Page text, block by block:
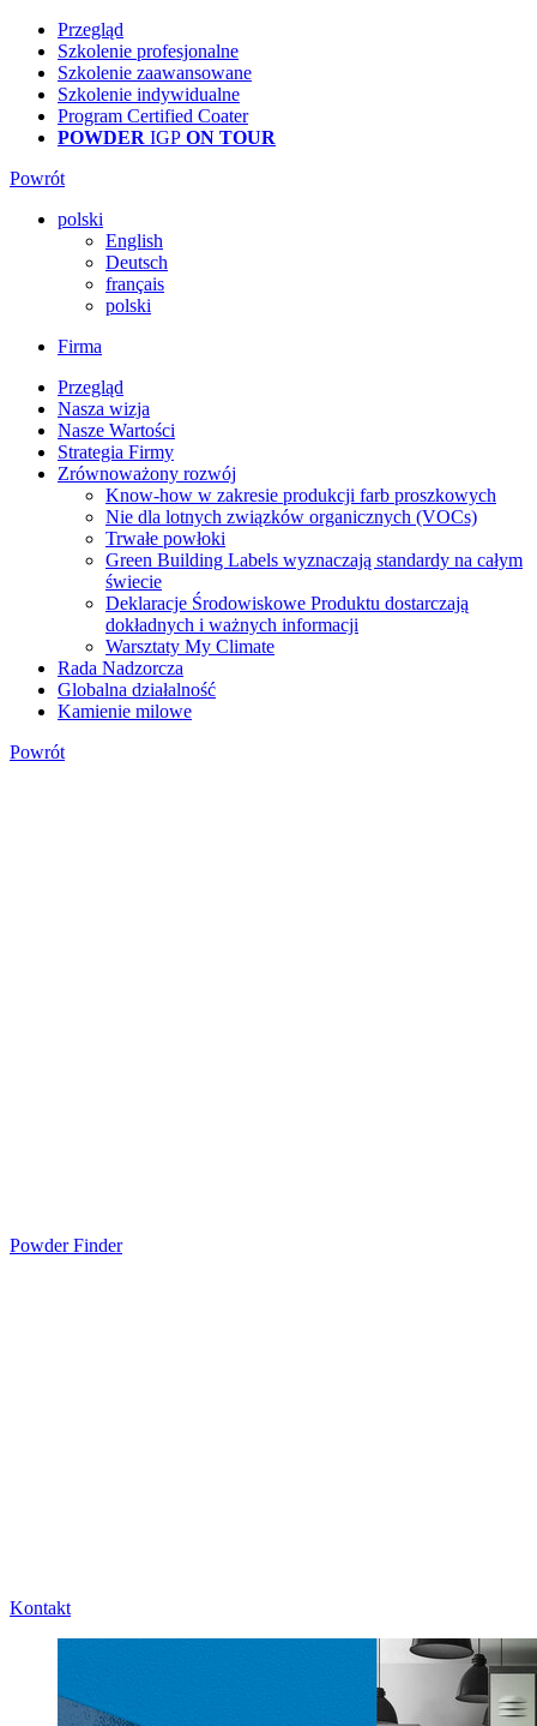
Przegląd
Szkolenie profesjonalne
Szkolenie zaawansowane
Szkolenie indywidualne
Program Certified Coater
POWDER IGP ON TOUR
Powrót
polski
English
Deutsch
français
polski
Firma
Przegląd
Nasza wizja
Nasze Wartości
Strategia Firmy
Zrównoważony rozwój
Know-how w zakresie produkcji farb proszkowych
Nie dla lotnych związków organicznych (VOCs)
Trwałe powłoki
Green Building Labels wyznaczają standardy na całym
świecie
Deklaracje Środowiskowe Produktu dostarczają
dokładnych i ważnych informacji
Warsztaty My Climate
Rada Nadzorcza
Globalna działalność
Kamienie milowe
Powrót
Powder Finder
Kontakt